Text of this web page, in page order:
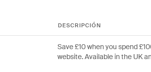
DESCRIPCIÓN
Save £10 when you spend
website. Available in the UK